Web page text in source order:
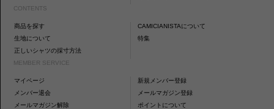
CONTENTS
商品を探す
CAMICIANISTAについて
生地について
特集
正しいシャツの採寸方法
MEMBER SERVICE
マイページ
新規メンバー登録
メンバー退会
メールマガジン登録
メールマガジン解除
ポイントについて